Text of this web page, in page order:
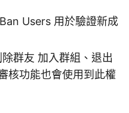
Users 用於驗證新成
群友 加入群組、退出
核功能也會使用到此權